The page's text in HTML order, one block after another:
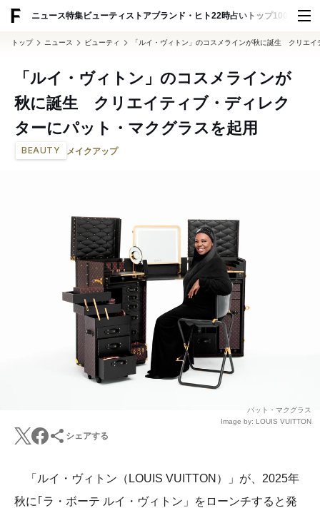
ニュース特集ビューティ ストアブランド・ヒト22時占い トップ100 スナッ
トップ ニュース ビューティ 「ルイ・ヴィトン」のコスメラインが秋に誕生 クリエ
「ルイ・ヴィトン」のコスメラインが
秋に誕生 クリエイティブ・ディレク
ターにパット・マクグラスを起用
BEAUTY メイクアップ
パット・マクグラス
Image by: LOUIS VUITTON
シェアする
「ルイ・ヴィトン（LOUIS VUITTON）」が、2025年
秋に｢ラ・ボーテ ルイ・ヴィトン」をローンチすると発